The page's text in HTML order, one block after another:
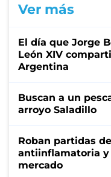
Ver más
El día que Jorge
León XIV
Argentina
Buscan a un
arroyo Saladillo
Roban partidas
antiinflamatoria
mercado